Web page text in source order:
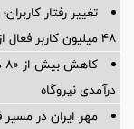
تغییر رفتار
۴۸ میلیون کاربر فعال از خدمات اسنپ استفاده کردند
درآمدی نیروگاه